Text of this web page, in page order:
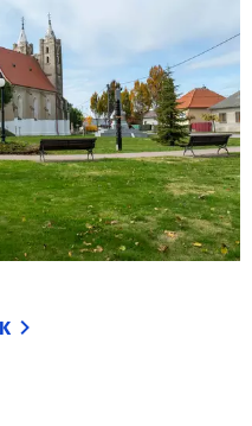
saját
nem fenyegeti
a
el Nyitrán